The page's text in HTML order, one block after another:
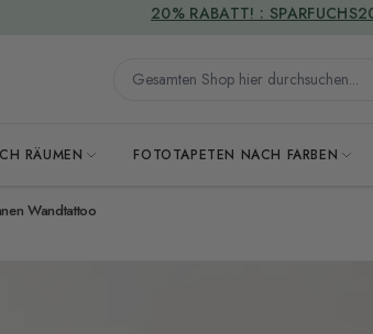
Gesamten Shop hier durchsuchen...
RÄUMEN FOTOTAPETEN NACH FARBEN
VERSANDKOSTENFREI
Wandtattoo